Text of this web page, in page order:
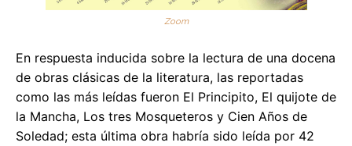
Zoom
En respuesta inducida sobre la lectura de una docena
de obras clásicas de la literatura, las reportadas
como las más leídas fueron El Principito, El quijote de
la Mancha, Los tres Mosqueteros y Cien Años de
Soledad; esta última obra habría sido leída por 42